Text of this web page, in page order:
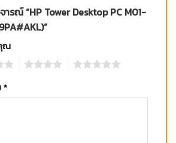
ารณ์ “HP Tower Desktop PC M01-
ณ
*